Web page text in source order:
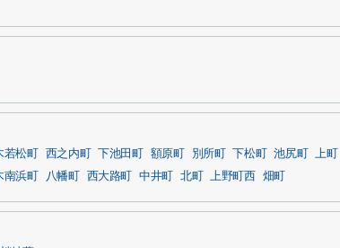
松町 西之内町 下池田町 額原町 別所町 下松町 池尻町 上町
浜町 八幡町 西大路町 中井町 北町 上野町西 畑町